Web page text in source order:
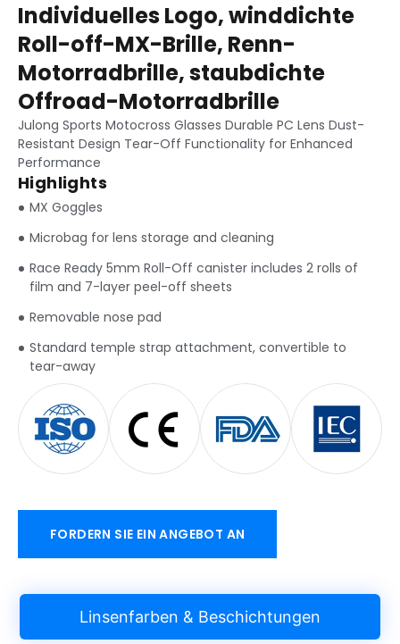
Individuelles Logo, winddichte
Roll-off-MX-Brille, Renn-
Motorradbrille, staubdichte
Offroad-Motorradbrille
Julong Sports Motocross Glasses Durable PC Lens Dust-
Resistant Design Tear-Off Functionality for Enhanced
Performance
Highlights
MX Goggles
Microbag for lens storage and cleaning
Race Ready 5mm Roll-Off canister includes 2 rolls of
film and 7-layer peel-off sheets
Removable nose pad
Standard temple strap attachment, convertible to
tear-away
FORDERN SIE EIN ANGEBOT AN
Linsenfarben & Beschichtungen